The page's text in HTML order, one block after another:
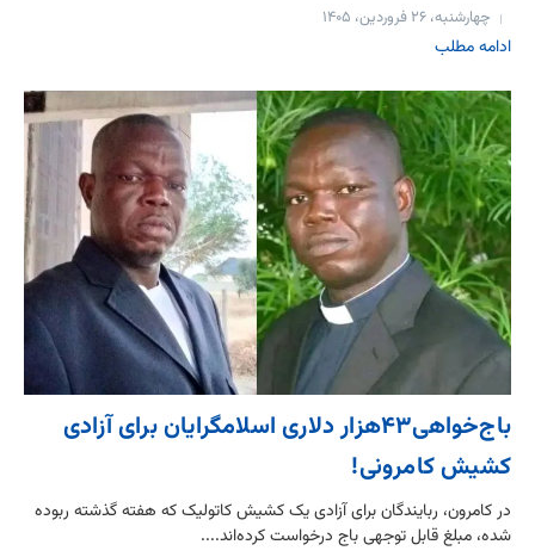
چهارشنبه، ۲۶ فروردین، ۱۴۰۵
ادامه مطلب
باج‌خواهی۴۳هزار دلاری اسلامگرایان برای آزادی
کشیش کامرونی!
در کامرون، ربایندگان برای آزادی یک کشیش کاتولیک که هفته گذشته ربوده
شده، مبلغ قابل توجهی باج درخواست کرده‌اند....